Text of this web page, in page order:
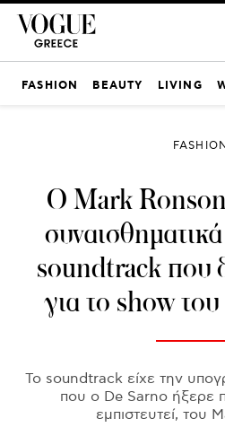
FASHION BEAUTY LIVING
Ο Mark Ronson
soundtrack που
για το show
Το soundtrack είχε την
που ο De Sarno ήξερε
εμπιστευτεί, του